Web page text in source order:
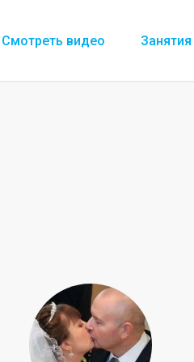
Смотреть видео Занятия